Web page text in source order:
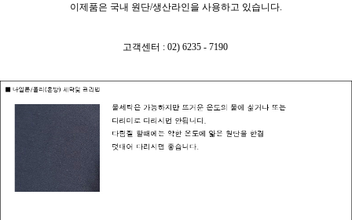
이제품은 국내 원단/생산라인을 사용하고 있습니다.
고객센터 : 02) 6235 - 7190